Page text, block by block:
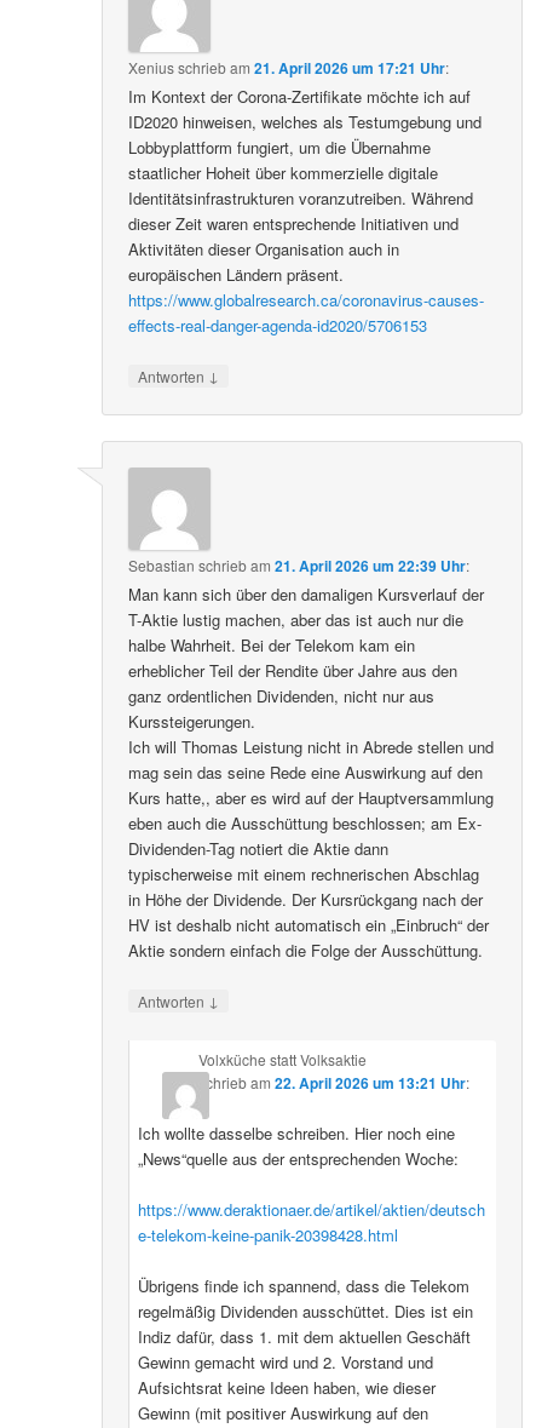
Xeniusschriebam21. April 2026 um 17:21 Uhr:
Im Kontext der Corona-Zertifikate möchte ich auf
ID2020 hinweisen, welches als Testumgebung und
Lobbyplattform fungiert, um die Übernahme
staatlicher Hoheit über kommerzielle digitale
Identitätsinfrastrukturen voranzutreiben. Während
dieser Zeit waren entsprechende Initiativen und
Aktivitäten dieser Organisation auch in
europäischen Ländern präsent.
https://www.globalresearch.ca/coronavirus-causes-
effects-real-danger-agenda-id2020/5706153
Antworten ↓
Sebastian schriebam21. April 2026 um 22:39 Uhr:
Man kann sich über den damaligen Kursverlauf der
T-Aktie lustig machen, aber das ist auch nur die
halbe Wahrheit. Bei der Telekom kam ein
erheblicher Teil der Rendite über Jahre aus den
ganz ordentlichen Dividenden, nicht nur aus
Kurssteigerungen.
Ich will Thomas Leistung nicht in Abrede stellen und
mag sein das seine Rede eine Auswirkung auf den
Kurs hatte,, aber es wird auf der Hauptversammlung
eben auch die Ausschüttung beschlossen; am Ex-
Dividenden-Tag notiert die Aktie dann
typischerweise mit einem rechnerischen Abschlag
in Höhe der Dividende. Der Kursrückgang nach der
HV ist deshalb nicht automatisch ein „Einbruch“ der
Aktie sondern einfach die Folge der Ausschüttung.
Antworten ↓
Volxküche statt Volksaktie
schriebam 22. April 2026 um 13:21 Uhr:
Ich wollte dasselbe schreiben. Hier noch eine
„News“quelle aus der entsprechenden Woche:
https://www.deraktionaer.de/artikel/aktien/deutsch
e-telekom-keine-panik-20398428.html
Übrigens finde ich spannend, dass die Telekom
regelmäßig Dividenden ausschüttet. Dies ist ein
Indiz dafür, dass 1. mit dem aktuellen Geschäft
Gewinn gemacht wird und 2. Vorstand und
Aufsichtsrat keine Ideen haben, wie dieser
Gewinn (mit positiver Auswirkung auf den